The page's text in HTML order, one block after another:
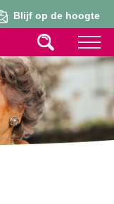
Blijf op de hoogte